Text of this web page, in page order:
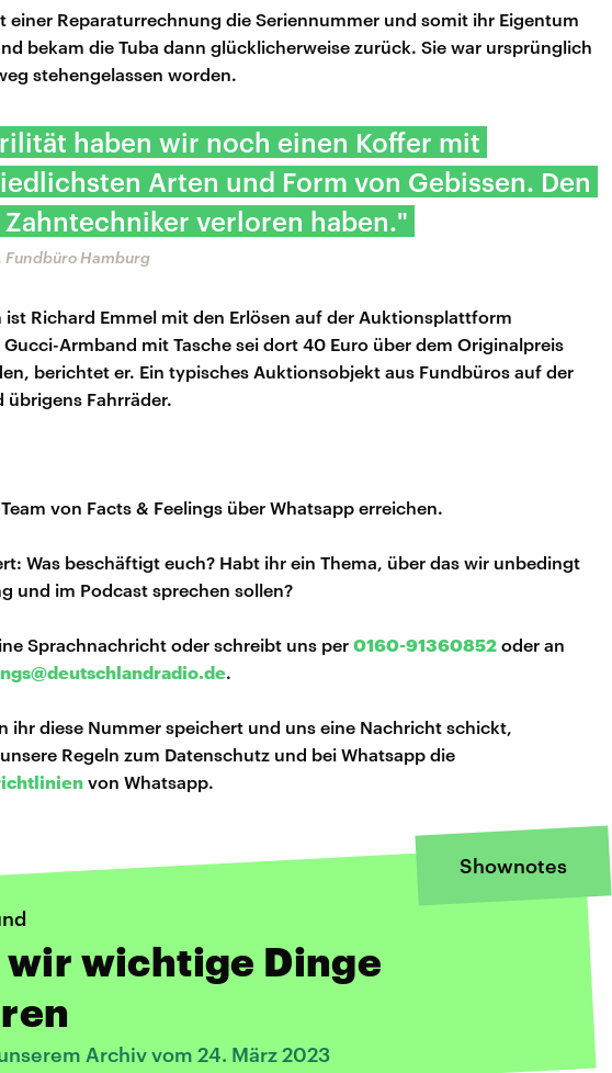
einer Reparaturrechnung die Seriennummer und somit ihr Eigentum
bekam die Tuba dann glücklicherweise zurück. Sie war ursprünglich
stehengelassen worden.
haben wir noch einen Koffer mit
Arten und Form von Gebissen. Den
Zahntechniker verloren haben."
Fundbüro Hamburg
ist Richard Emmel mit den Erlösen auf der Auktionsplattform
Armband mit Tasche sei dort 40 Euro über dem Originalpreis
berichtet er. Ein typisches Auktionsobjekt aus Fundbüros auf der
übrigens Fahrräder.
von Facts & Feelings über Whatsapp erreichen.
Was beschäftigt euch? Habt ihr ein Thema, über das wir unbedingt
und im Podcast sprechen sollen?
Sprachnachricht oder schreibt uns per 0160-91360852 oder an
.
ihr diese Nummer speichert und uns eine Nachricht schickt,
Regeln zum Datenschutz und bei Whatsapp die
von Whatsapp.
Shownotes
wir wichtige Dinge
Archiv vom 24. März 2023